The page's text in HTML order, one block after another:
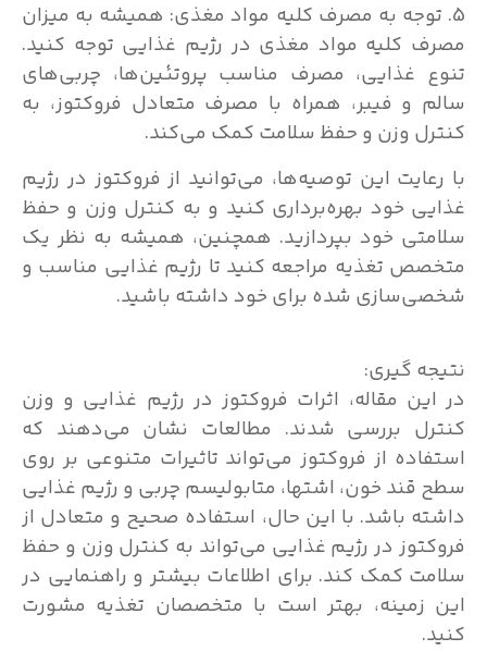
5. توجه به مصرف کلیه مواد مغذی: همیشه به میزان
مصرف کلیه مواد مغذی در رژیم غذایی توجه کنید.
تنوع غذایی، مصرف مناسب پروتئین‌ها، چربی‌های
سالم و فیبر، همراه با مصرف متعادل فروکتوز، به
کنترل وزن و حفظ سلامت کمک می‌کند.
با رعایت این توصیه‌ها، می‌توانید از فروکتوز در رژیم
غذایی خود بهره‌برداری کنید و به کنترل وزن و حفظ
سلامتی خود بپردازید. همچنین، همیشه به نظر یک
متخصص تغذیه مراجعه کنید تا رژیم غذایی مناسب و
شخصی‌سازی شده برای خود داشته باشید.
نتیجه گیری:
در این مقاله، اثرات فروکتوز در رژیم غذایی و وزن
کنترل بررسی شدند. مطالعات نشان می‌دهند که
استفاده از فروکتوز می‌تواند تاثیرات متنوعی بر روی
سطح قند خون، اشتها، متابولیسم چربی و رژیم غذایی
داشته باشد. با این حال، استفاده صحیح و متعادل از
فروکتوز در رژیم غذایی می‌تواند به کنترل وزن و حفظ
سلامت کمک کند. برای اطلاعات بیشتر و راهنمایی در
این زمینه، بهتر است با متخصصان تغذیه مشورت
کنید.